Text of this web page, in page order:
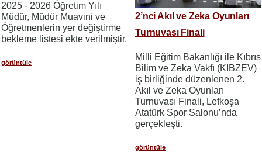
2025 - 2026 Öğretim Yılı
Müdür, Müdür Muavini ve
Öğretmenlerin yer değiştirme
bekleme listesi ekte verilmiştir.
görüntüle
2’nci Akıl ve Zeka Oyunları
Turnuvası Finali
Milli Eğitim Bakanlığı ile Kıbrıs
Bilim ve Zeka Vakfı (KIBZEV)
iş birliğinde düzenlenen 2.
Akıl ve Zeka Oyunları
Turnuvası Finali, Lefkoşa
Atatürk Spor Salonu’nda
gerçekleşti.
görüntüle